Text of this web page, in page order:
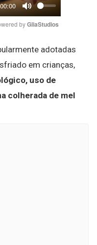
00:00
Mute
by GliaStudios
adotadas
em crianças,
uso de
colherada de mel